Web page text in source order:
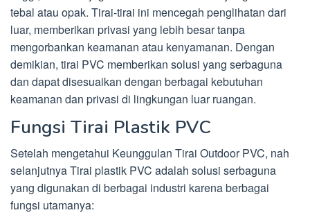
tebal atau opak. Tirai-tirai ini mencegah penglihatan dari
luar, memberikan privasi yang lebih besar tanpa
mengorbankan keamanan atau kenyamanan. Dengan
demikian, tirai PVC memberikan solusi yang serbaguna
dan dapat disesuaikan dengan berbagai kebutuhan
keamanan dan privasi di lingkungan luar ruangan.
Fungsi Tirai Plastik PVC
Setelah mengetahui Keunggulan Tirai Outdoor PVC, nah
selanjutnya Tirai plastik PVC adalah solusi serbaguna
yang digunakan di berbagai industri karena berbagai
fungsi utamanya: